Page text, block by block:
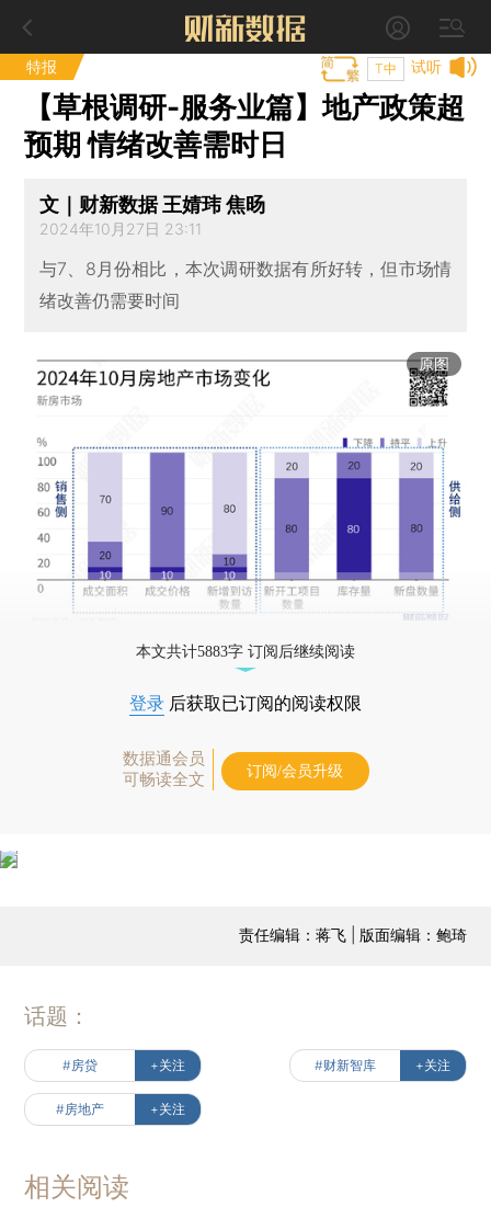
特报 试听
T中
【草根调研-服务业篇】地产政策超
预期 情绪改善需时日
文｜财新数据 王婧玮 焦旸
2024年10月27日 23:11
与7、8月份相比，本次调研数据有所好转，但市场情
绪改善仍需要时间
原图
本文共计5883字 订阅后继续阅读
登录 后获取已订阅的阅读权限
数据通会员
可畅读全文
订阅/会员升级
责任编辑：蒋飞 | 版面编辑：鲍琦
话题：
#房贷 +关注 #财新智库 +关注
#房地产 +关注
相关阅读